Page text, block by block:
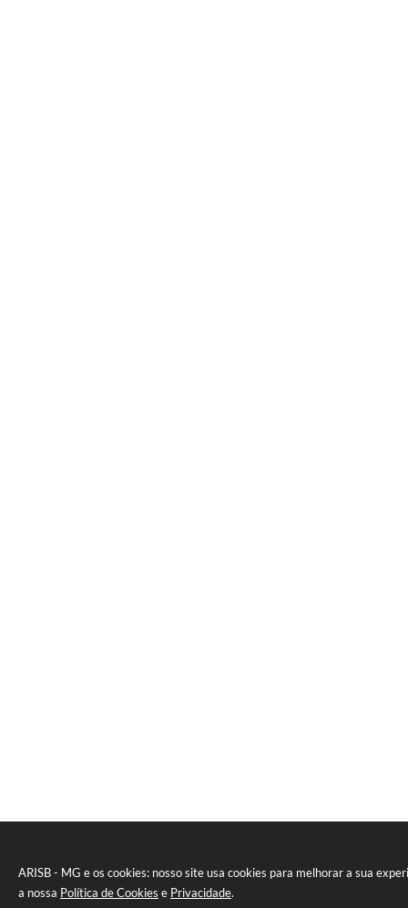
ARISB - MG e os cookies: nosso site usa cookies para melhorar a sua
a nossa Política de Cookies e Privacidade.